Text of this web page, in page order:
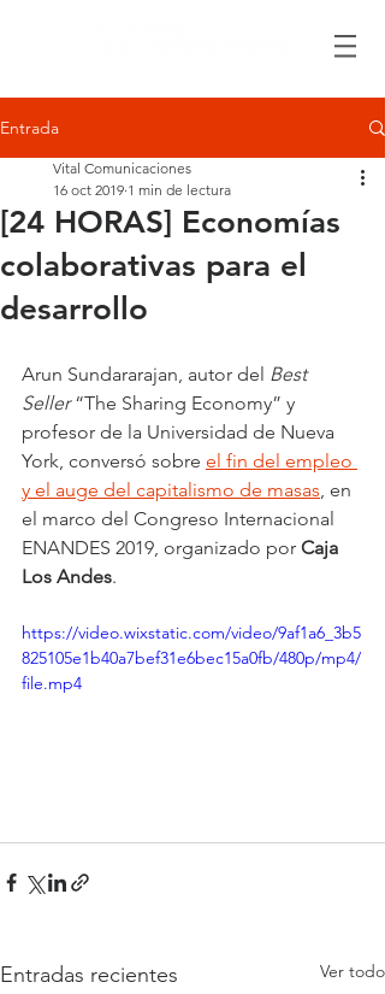
Entrada
[24 HORAS] Economías
colaborativas para el
desarrollo
Vital Comunicaciones
16 oct 2019 1 min de lectura
Arun Sundararajan, autor del Best
Seller “The Sharing Economy” y
profesor de la Universidad de Nueva
York, conversó sobre el fin del empleo
y el auge del capitalismo de masas, en
el marco del Congreso Internacional
ENANDES 2019, organizado por Caja
Los Andes.
https://video.wixstatic.com/video/9af1a6_3b5
825105e1b40a7bef31e6bec15a0fb/480p/mp4/
file.mp4
Entradas recientes Ver todo